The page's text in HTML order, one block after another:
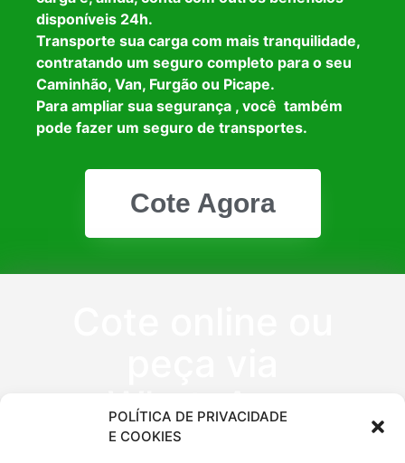
POLÍTICA DE PRIVACIDADE
E COOKIES
disponíveis 24h.
Transporte sua carga com mais tranquilidade,
contratando um seguro completo para o seu
Caminhão, Van, Furgão ou Picape.
Para ampliar sua segurança , você também
pode fazer um seguro de transportes.
Cote Agora
WhatsApp